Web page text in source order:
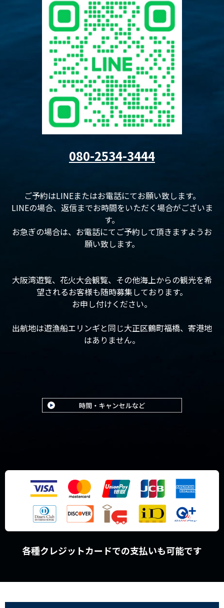
080-2534-3444
ご予約はLINEまたはお電話にてお願い致します。
LINEの場合、返信までお時間をいただく場合がございま
す。
お急ぎの場合は、お電話にてご予約して頂きますようお
願い致します。
大阪湾遊覧、花火大会観覧、その他海上からの観光を希
望されるお客様も随時募集しております。
お申し付けください。
出航地は遊漁船エリンギと同じ大正区鶴町福橋、寄港地
はありません。
各種クレジットカードでの支払いも可能です